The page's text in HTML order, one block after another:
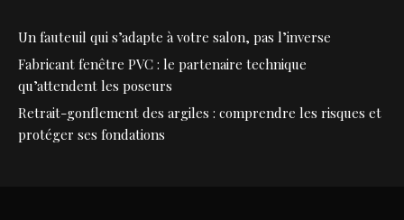
Un fauteuil qui s’adapte à votre salon, pas l’inverse
Fabricant fenêtre PVC : le partenaire technique
qu’attendent les poseurs
Retrait-gonflement des argiles : comprendre les risques et
protéger ses fondations